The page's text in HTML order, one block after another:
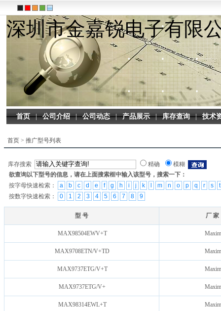
深圳市金嘉锐电子有限
首页|公司介绍|公司动态|产品展示|库存查询|技术
首页> 推广型号列表
库存搜索 精确
模糊
欲查询以下型号的信息，请在上面搜索框中输入该型号，搜索一下：
按字母快速检索：
a b c d e f g h i j k m n o p q r s
t
按数字快速检索：
0 1 2 3 4 5 6 7 8 9
型 号 厂 家
MAX98504EWV+T Maxim
MAX9708ETN/V+TD Maxim
MAX9737ETG/V+T Maxim
MAX9737ETG/V+ Maxim
MAX98314EWL+T Maxim